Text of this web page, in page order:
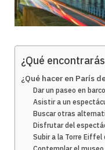
¿Qué
¿Qué hacer en París
Dar un paseo en
Asistir a un
Buscar otras
Disfrutar del
Subir a la Torre Eiffel